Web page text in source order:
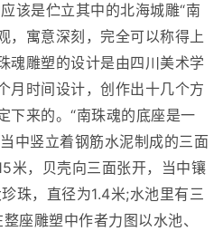
该是伫立其中的北海城雕“南
，寓意深刻，完全可以称得上
魂雕塑的设计是由四川美术学
月时间设计，创作出十几个方
下来的。“南珠魂的底座是一
中竖立着钢筋水泥制成的三面
米，贝壳向三面张开，当中镶
珠，直径为1.4米;水池里有三
座雕塑中作者力图以水池、